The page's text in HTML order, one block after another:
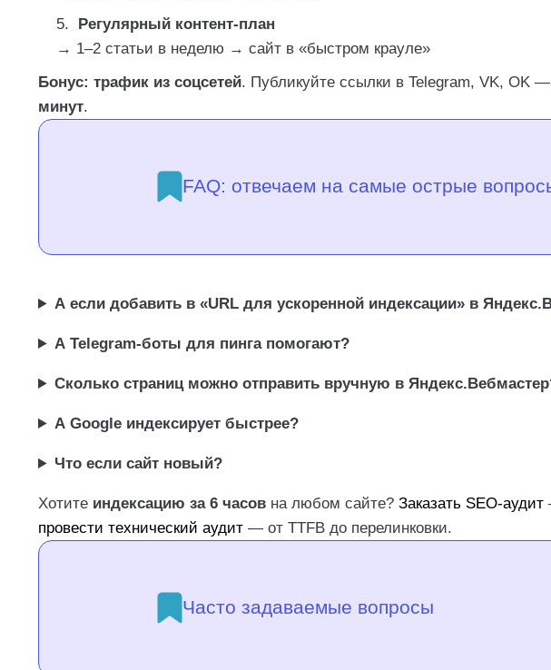
Регулярный контент-план
→ 1–2 статьи в неделю → сайт в «быстром крауле»
Бонус: трафик из соцсетей. Публикуйте ссылки в Telegram, VK, OK —
минут.
FAQ: отвечаем на самые острые
А если добавить в «URL для ускоренной индексации» в
А Telegram-боты для пинга помогают?
Сколько страниц можно отправить вручную в
А Google индексирует быстрее?
Что если сайт новый?
Хотите индексацию за 6 часов на любом сайте? Заказать SEO-аудит
провести технический аудит — от TTFB до перелинковки.
Часто задаваемые вопросы